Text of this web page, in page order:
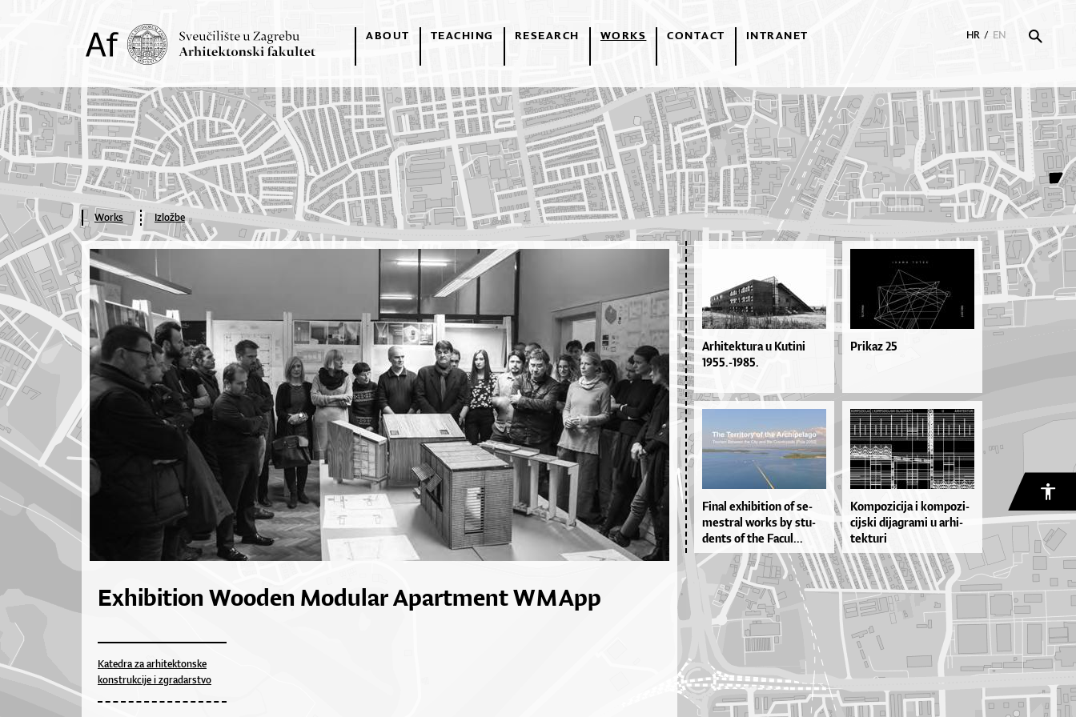
ABOUT TEACHING RESEARCH WORKS CONTACT INTRANET HR / EN
Works Izložbe
Exhibition Wooden Modular Apartment W M App
Katedra za arhitektonske
konstrukcije i zgradarstvo
Arhitektura u Kutini
1955.-1985.
Prikaz 25
Fi­nal exhi­bi­ti­on of se­
mes­tral wor­ks by stu­
den­ts of the Fa­cul...
Kom­po­zi­ci­ja i kom­po­zi­
cij­ski di­ja­gra­mi u ar­hi­
tek­tu­ri